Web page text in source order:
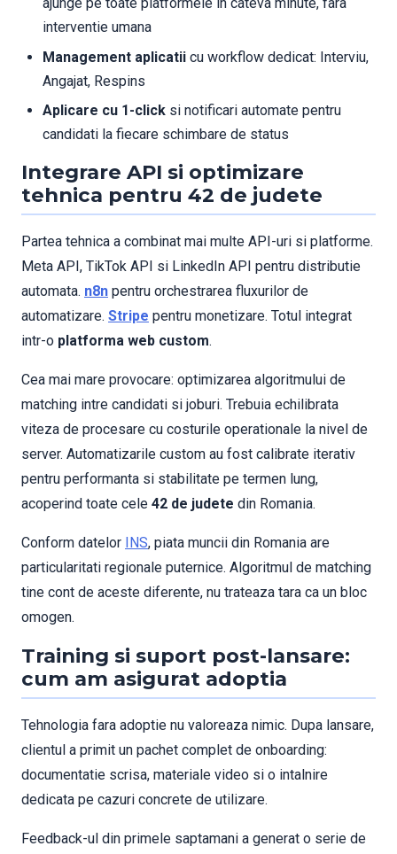
interventie umana
Management aplicatii cu workflow dedicat: Interviu,
Angajat, Respins
Aplicare cu 1-click si notificari automate pentru
candidati la fiecare schimbare de status
Integrare API si optimizare
tehnica pentru 42 de judete
Partea tehnica a combinat mai multe API-uri si platforme.
Meta API, TikTok API si LinkedIn API pentru distributie
automata. n8n pentru orchestrarea fluxurilor de
automatizare. Stripe pentru monetizare. Totul integrat
intr-o platforma web custom.
Cea mai mare provocare: optimizarea algoritmului de
matching intre candidati si joburi. Trebuia echilibrata
viteza de procesare cu costurile operationale la nivel de
server. Automatizarile custom au fost calibrate iterativ
pentru performanta si stabilitate pe termen lung,
acoperind toate cele 42 de judete din Romania.
Conform datelor INS, piata muncii din Romania are
particularitati regionale puternice. Algoritmul de matching
tine cont de aceste diferente, nu trateaza tara ca un bloc
omogen.
Training si suport post-lansare:
cum am asigurat adoptia
Tehnologia fara adoptie nu valoreaza nimic. Dupa lansare,
clientul a primit un pachet complet de onboarding:
documentatie scrisa, materiale video si o intalnire
dedicata pe cazuri concrete de utilizare.
Feedback-ul din primele saptamani a generat o serie de